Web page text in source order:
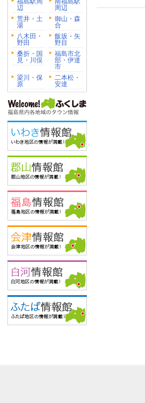
辺
周辺
荒井・土
湯
御山・森
合
八木田・
野田
飯坂・矢
野目
桑折・国
見・川俣
福島市北
部・伊達
市
梁川・保
原
二本松・
安達